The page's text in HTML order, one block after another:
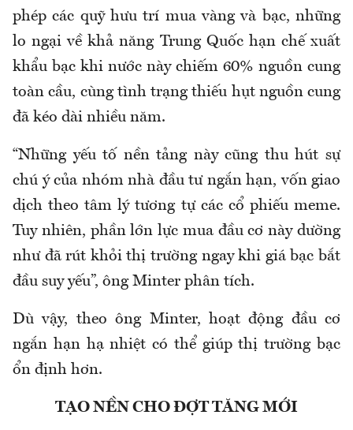
phép các quỹ hưu trí mua vàng và bạc, những
lo ngại về khả năng Trung Quốc hạn chế xuất
khẩu bạc khi nước này chiếm 60% nguồn cung
toàn cầu, cùng tình trạng thiếu hụt nguồn cung
đã kéo dài nhiều năm.
“Những yếu tố nền tảng này cũng thu hút sự
chú ý của nhóm nhà đầu tư ngắn hạn, vốn giao
dịch theo tâm lý tương tự các cổ phiếu meme.
Tuy nhiên, phần lớn lực mua đầu cơ này dường
như đã rút khỏi thị trường ngay khi giá bạc bắt
đầu suy yếu”, ông Minter phân tích.
Dù vậy, theo ông Minter, hoạt động đầu cơ
ngắn hạn hạ nhiệt có thể giúp thị trường bạc
ổn định hơn.
TẠO NỀN CHO ĐỢT TĂNG MỚI